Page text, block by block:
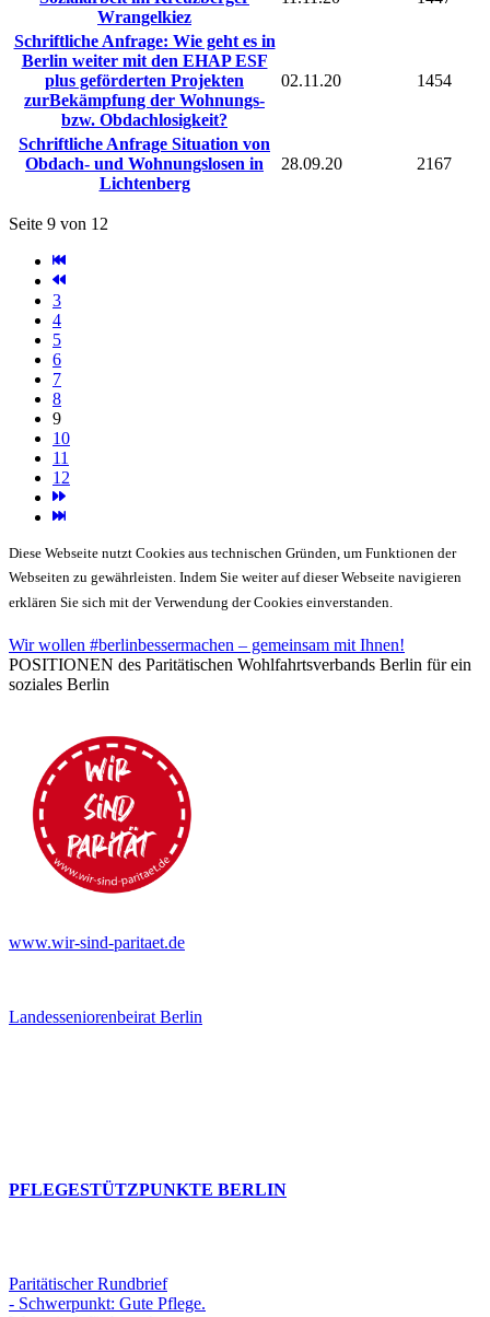
Wrangelkiez
Schriftliche Anfrage: Wie geht es in
Berlin weiter mit den EHAP ESF
plus geförderten Projekten
zurBekämpfung der Wohnungs-
bzw. Obdachlosigkeit?
02.11.20 1454
Schriftliche Anfrage Situation von
Obdach- und Wohnungslosen in
Lichtenberg
28.09.20 2167
Seite 9 von 12
3
4
5
6
7
8
9
10
11
12
Diese Webseite nutzt Cookies aus technischen Gründen, um Funktionen der
Webseiten zu gewährleisten. Indem Sie weiter auf dieser Webseite navigieren
erklären Sie sich mit der Verwendung der Cookies einverstanden.
Wir wollen #berlinbessermachen – gemeinsam mit Ihnen!
POSITIONEN des Paritätischen Wohlfahrtsverbands Berlin für ein
soziales Berlin
www.wir-sind-paritaet.de
Landesseniorenbeirat Berlin
PFLEGESTÜTZPUNKTE BERLIN
Paritätischer Rundbrief
- Schwerpunkt: Gute Pflege.